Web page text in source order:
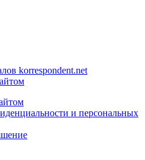
korrespondent.net
и персональных